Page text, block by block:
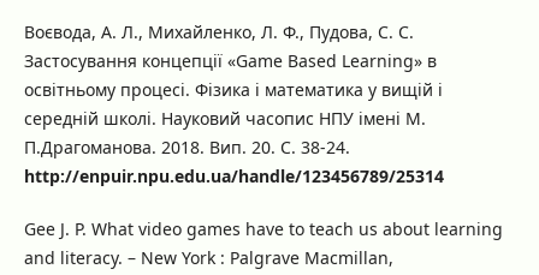
Воєвода, А. Л., Михайленко, Л. Ф., Пудова, С. С.
Застосування концепції «Game Based Learning» в
освітньому процесі. Фізика і математика у вищій і
середній школі. Науковий часопис НПУ імені М.
П.Драгоманова. 2018. Вип. 20. С. 38-24.
http://enpuir.npu.edu.ua/handle/123456789/25314
Gee J. P. What video games have to teach us about learning
and literacy. – New York : Palgrave Macmillan,